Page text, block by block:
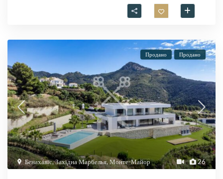
26
Бенахавіс,Західна Марбелья,Монте-Майор
Продано Продано